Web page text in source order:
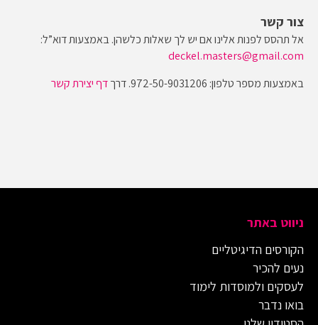
צור קשר
אל תהסס לפנות אלינו אם יש לך שאלות כלשהן. באמצעות דוא”ל:
deckel.masters@gmail.com
באמצעות מספר טלפון: 972-50-9031206. דרך
דף יצירת קשר
ניווט באתר
הקורסים הדיגיטליים
נעים להכיר
לעסקים ולמוסדות לימוד
בואו נדבר